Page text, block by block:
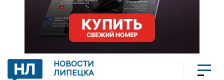
НОВОСТИ
ЛИПЕЦКА